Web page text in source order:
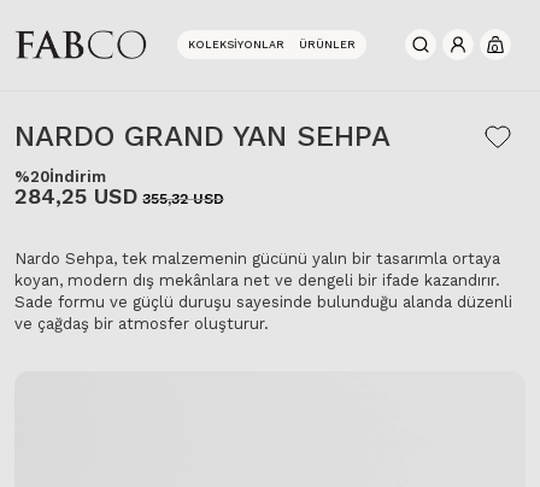
KOLEKSIYONLAR ÜRÜNLER 0
NARDO GRAND YAN SEHPA
%20İndirim
284,25 USD 355,32 USD
Nardo Sehpa, tek malzemenin gücünü yalın bir tasarımla ortaya
koyan, modern dış mekânlara net ve dengeli bir ifade kazandırır.
Sade formu ve güçlü duruşu sayesinde bulunduğu alanda düzenli
ve çağdaş bir atmosfer oluşturur.